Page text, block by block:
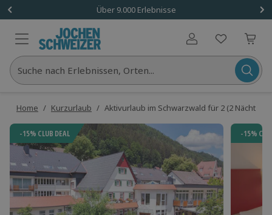
Über 9.000 Erlebnisse
Benutzerkonto
Suche nach Erlebnissen, Orten...
Home / Kurzurlaub / Aktivurlaub im Schwarzwald für 2 (2 Nächte)
-15% CLUB DEAL -15%